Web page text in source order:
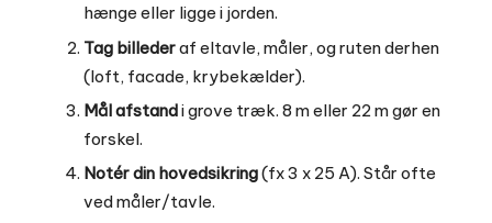
hænge eller ligge i jorden.
Tag billederaf eltavle, måler, og ruten derhen
(loft, facade, krybekælder).
Mål afstandi grove træk. 8 m eller 22 m gør en
forskel.
Notér din hovedsikring(fx 3 x 25 A). Står ofte
ved måler/tavle.